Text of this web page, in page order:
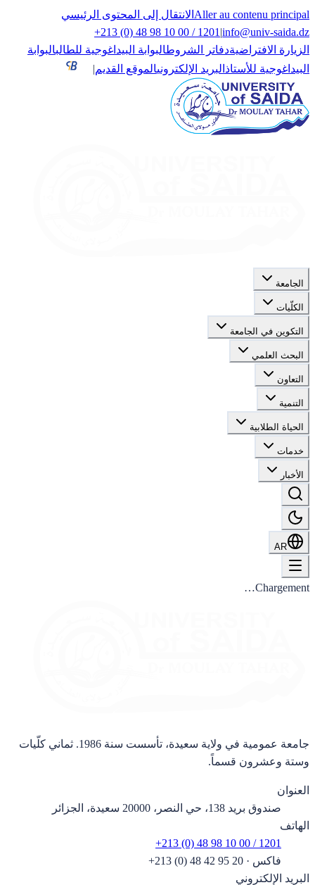
Aller au contenu principal الانتقال إلى المحتوى الرئيسي
info@univ-saida.dz
|
+213 (0) 48 98 10 00 / 1201
الزيارة الافتراضيةدفاتر الشروطالبوابة البيداغوجية للطالبالبوابة
البيداغوجية للأستاذ البريد الإلكترونيالموقع القديم|
الجامعة
الكلّيات
التكوين في الجامعة
البحث العلمي
التعاون
التنمية
الحياة الطلابية
خدمات
الأخبار
AR
Chargement…
جامعة عمومية في ولاية سعيدة، تأسست سنة 1986. ثماني كلّيات
وستة وعشرون قسماً.
العنوان
صندوق بريد 138، حي النصر، 20000 سعيدة، الجزائر
الهاتف
+213 (0) 48 98 10 00 / 1201
فاكس ·
+213 (0) 48 42 95 20
البريد الإلكتروني